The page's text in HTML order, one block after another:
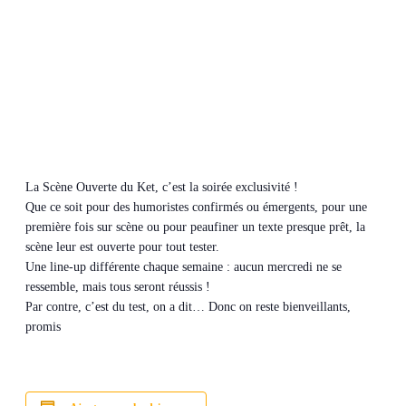
La Scène Ouverte du Ket, c’est la soirée exclusivité !
Que ce soit pour des humoristes confirmés ou émergents, pour une
première fois sur scène ou pour peaufiner un texte presque prêt, la
scène leur est ouverte pour tout tester.
Une line-up différente chaque semaine : aucun mercredi ne se
ressemble, mais tous seront réussis !
Par contre, c’est du test, on a dit… Donc on reste bienveillants,
promis